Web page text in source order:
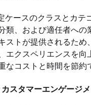
ケースのクラスとカテ
、および適任者への
トが提供されるた
クスペリエンスを向
コストと時間を節約
スタマーエンゲージ